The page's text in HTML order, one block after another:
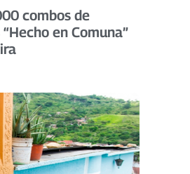
combos de
en Comuna”